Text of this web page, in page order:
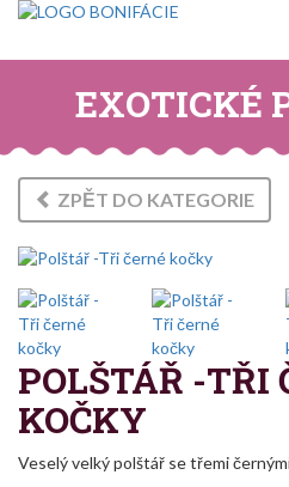
EXOTICKÉ
ZPĚT DO KATEGORIE
POLŠTÁŘ -TŘI
KOČKY
Veselý velký polštář se třemi